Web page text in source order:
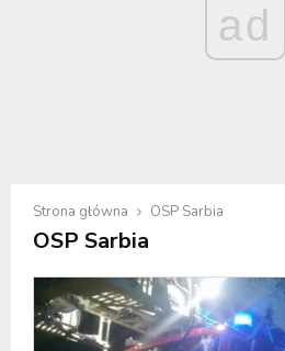
ad
Strona główna OSP Sarbia
OSP Sarbia